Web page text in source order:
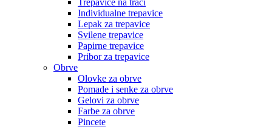
Trepavice na traci
Individualne trepavice
Lepak za trepavice
Svilene trepavice
Papirne trepavice
Pribor za trepavice
Obrve
Olovke za obrve
Pomade i senke za obrve
Gelovi za obrve
Farbe za obrve
Pincete